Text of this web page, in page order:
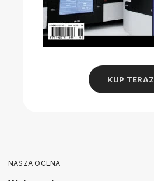
KUP TERAZ
NASZA OCENA